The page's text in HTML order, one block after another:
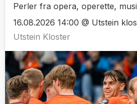
Perler fra opera, operette,
16.08.2026 14:00 @ Utstein
Utstein Kloster